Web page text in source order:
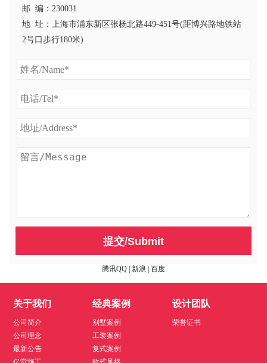
邮 编：230031
地 址：上海市浦东新区张杨北路449-451号(距博兴路地铁站
2号口步行180米)
提交/Submit
腾讯QQ | 新浪 | 百度
关于我们
公司简介
公司理念
最新公告
经典案例
别墅案例
工装案例
复式案例
设计团队
荣誉证书